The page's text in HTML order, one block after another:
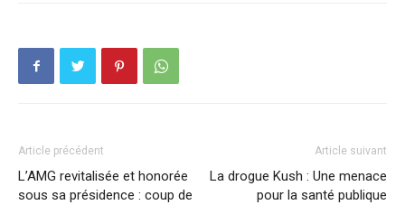
Article précédent
L’AMG revitalisée et honorée
sous sa présidence : coup de
Article suivant
La drogue Kush : Une menace
pour la santé publique